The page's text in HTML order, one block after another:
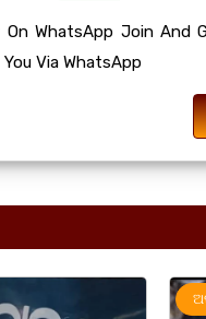
On WhatsApp Join And
Via WhatsApp